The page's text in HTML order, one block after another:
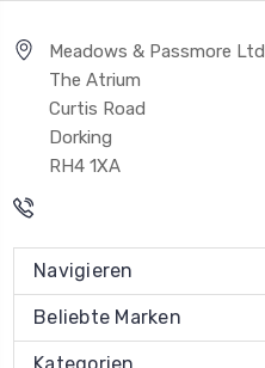
Meadows & Passmore Ltd
The Atrium
Curtis Road
Dorking
RH4 1XA
Navigieren
Beliebte Marken